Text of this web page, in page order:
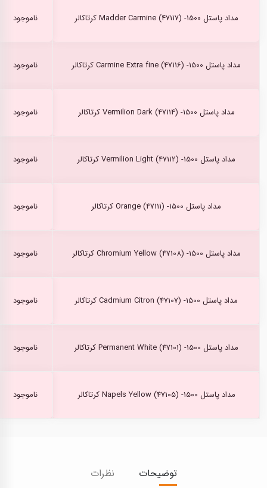
مداد پاستل Madder Carmine (47117) -1500 کرتاکالر ناموجود
مداد پاستل Carmine Extra fine (47116) -1500 کرتاکالر ناموجود
مداد پاستل Vermilion Dark (47114) -1500 کرتاکالر ناموجود
مداد پاستل Vermilion Light (47112) -1500 کرتاکالر ناموجود
مداد پاستل Orange (47111) -1500 کرتاکالر ناموجود
مداد پاستل Chromium Yellow (47108) -1500 کرتاکالر ناموجود
مداد پاستل Cadmium Citron (47107) -1500 کرتاکالر ناموجود
مداد پاستل Permanent White (47101) -1500 کرتاکالر ناموجود
مداد پاستل Napels Yellow (47105) -1500 کرتاکالر ناموجود
توضیحات نظرات